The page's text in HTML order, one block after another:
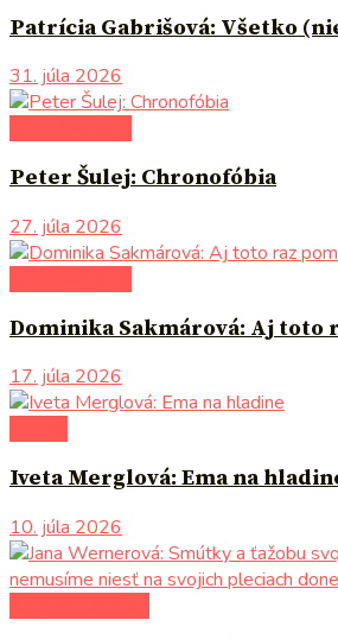
Patrícia Gabrišová: Všetko
31. júla 2026
Peter Šulej: Chronofóbia
27. júla 2026
Dominika Sakmárová: Aj toto
17. júla 2026
Iveta Merglová: Ema na
10. júla 2026